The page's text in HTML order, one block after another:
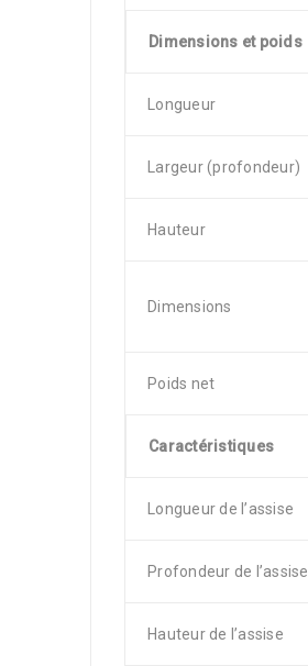
Dimensions et poids
Longueur
Largeur (profondeur)
Hauteur
Dimensions
Poids net
Caractéristiques
Longueur de l’assise
Profondeur de l’assise
Hauteur de l’assise